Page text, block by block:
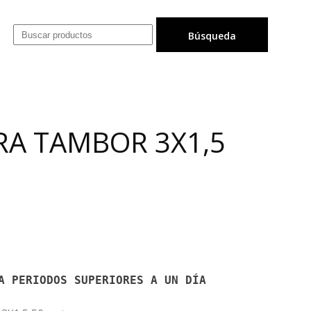
TAMBOR 3X1,5
PERIODOS SUPERIORES A UN DÍA